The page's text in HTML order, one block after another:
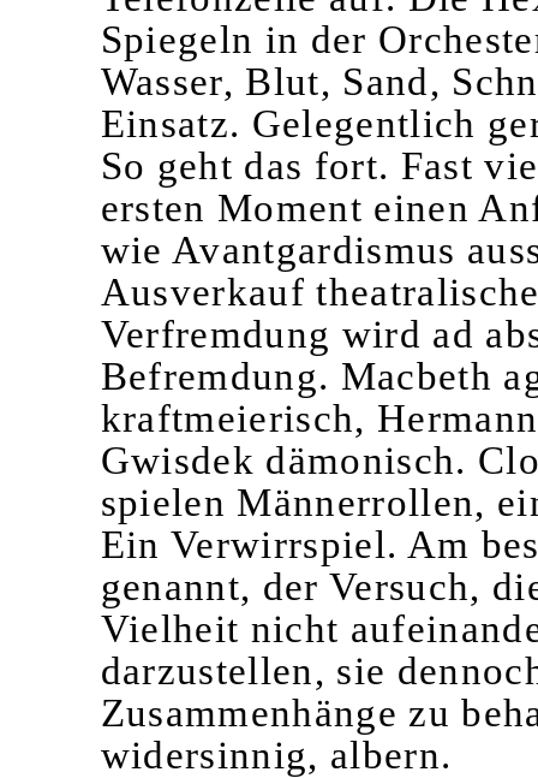
Spiegeln in der
Wasser, Blut, Sand,
Einsatz. Gelegentlich
So geht das fort. Fast
ersten Moment einen
wie Avantgardismus
Ausverkauf
Verfremdung wird ad
Befremdung. Macbeth
kraftmeierisch,
Gwisdek dämonisch.
spielen Männerrollen,
Ein Verwirrspiel. Am
genannt, der Versuch,
Vielheit nicht
darzustellen, sie
Zusammenhänge zu
widersinnig, albern.